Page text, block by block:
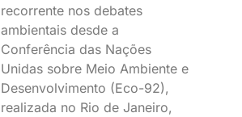
recorrente nos debates
ambientais desde a
Conferência das Nações
Unidas sobre Meio Ambiente e
Desenvolvimento (Eco-92),
realizada no Rio de Janeiro,